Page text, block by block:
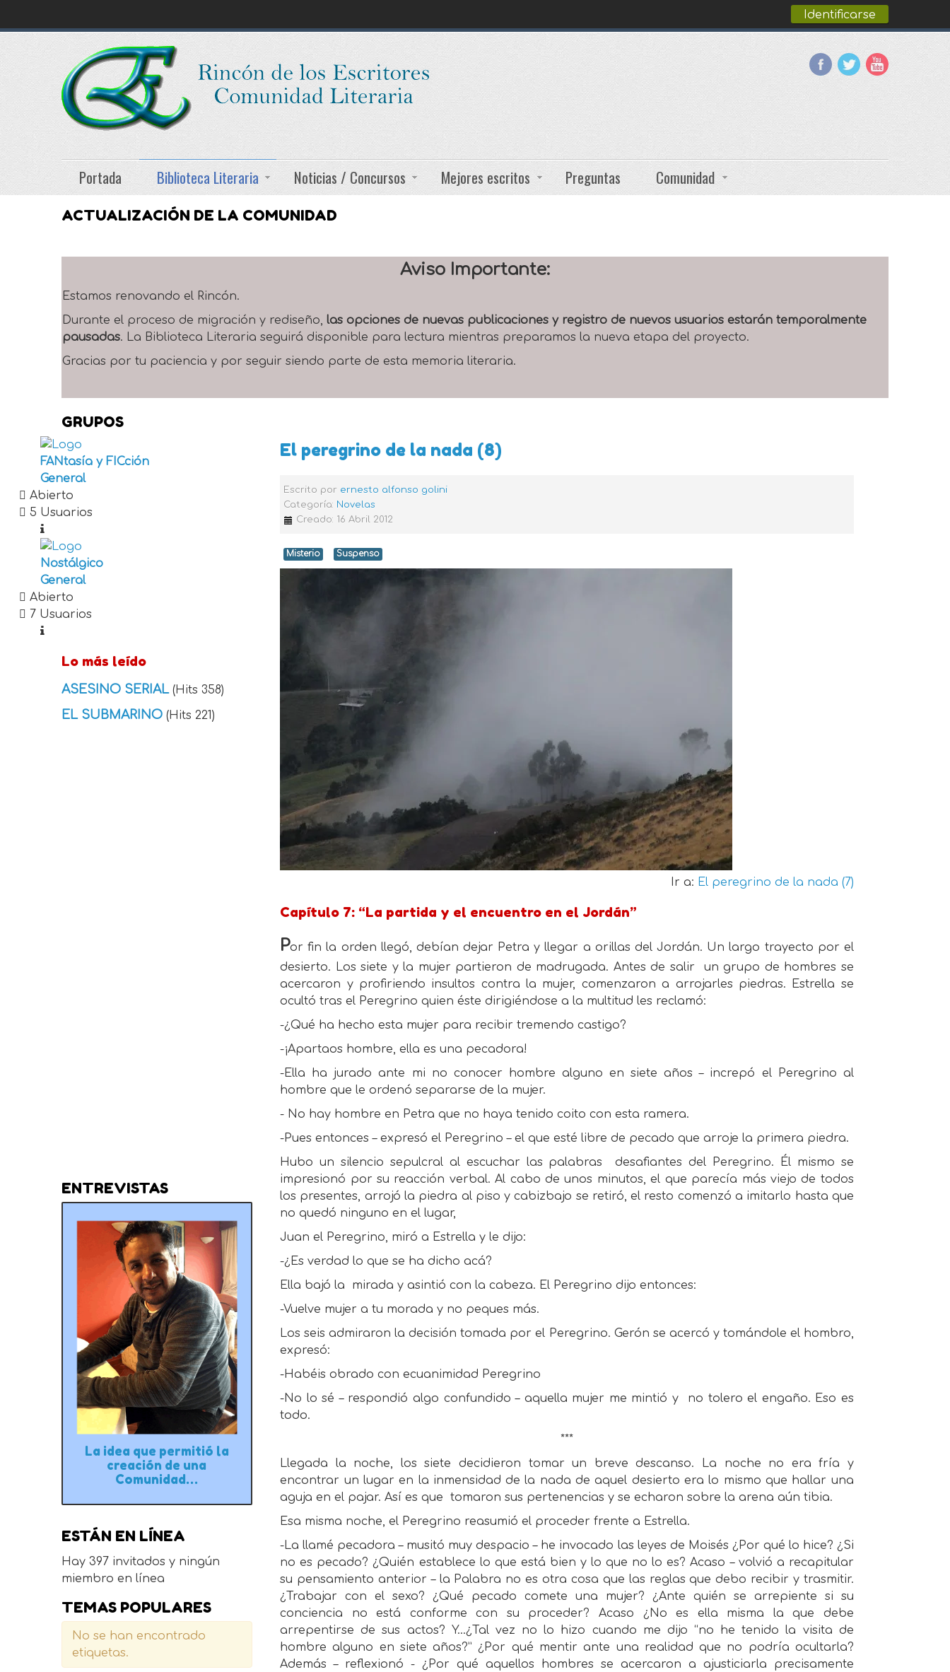
Identificarse
Portada Biblioteca Literaria Noticias / Concursos Mejores escritos Preguntas Comunidad
ACTUALIZACIÓN DE LA COMUNIDAD
Aviso Importante:
Estamos renovando el Rincón.
Durante el proceso de migración y rediseño, las opciones de nuevas publicaciones y registro de nuevos usuarios estarán temporalmente
pausadas. La Biblioteca Literaria seguirá disponible para lectura mientras preparamos la nueva etapa del proyecto.
Gracias por tu paciencia y por seguir siendo parte de esta memoria literaria.
El peregrino de la nada (8)
Escrito por ernesto alfonso golini
Categoría: Novelas
Creado: 16 Abril 2012
Misterio Suspenso
Ir a: El peregrino de la nada (7)
Capítulo 7: “La partida y el encuentro en el Jordán”
Por fin la orden llegó, debían dejar Petra y llegar a orillas del Jordán. Un largo trayecto por el
desierto. Los siete y la mujer partieron de madrugada. Antes de salir
un grupo de hombres se
acercaron y profiriendo insultos contra la mujer, comenzaron a arrojarles piedras. Estrella se
ocultó tras el Peregrino quien éste dirigiéndose a la multitud les reclamó:
-¿Qué ha hecho esta mujer para recibir tremendo castigo?
-¡Apartaos hombre, ella es una pecadora!
-Ella ha jurado ante mi no conocer hombre alguno en siete años – increpó el Peregrino al
hombre que le ordenó separarse de la mujer.
- No hay hombre en Petra que no haya tenido coito con esta ramera.
-Pues entonces – expresó el Peregrino – el que esté libre de pecado que arroje la primera piedra.
Hubo un silencio sepulcral al escuchar las palabras
desafiantes del Peregrino. Él mismo se
impresionó por su reacción verbal. Al cabo de unos minutos, el que parecía más viejo de todos
los presentes, arrojó la piedra al piso y cabizbajo se retiró, el resto comenzó a imitarlo hasta que
no quedó ninguno en el lugar,
Juan el Peregrino, miró a Estrella y le dijo:
-¿Es verdad lo que se ha dicho acá?
Ella bajó la
mirada y asintió con la cabeza. El Peregrino dijo entonces:
-Vuelve mujer a tu morada y no peques más.
Los seis admiraron la decisión tomada por el Peregrino. Gerón se acercó y tomándole el hombro,
expresó:
-Habéis obrado con ecuanimidad Peregrino
-No lo sé – respondió algo confundido – aquella mujer me mintió y
no tolero el engaño. Eso es
todo.
***
Llegada la noche, los siete decidieron tomar un breve descanso. La noche no era fría y
encontrar un lugar en la inmensidad de la nada de aquel desierto era lo mismo que hallar una
aguja en el pajar. Así es que
tomaron sus pertenencias y se echaron sobre la arena aún tibia.
Esa misma noche, el Peregrino reasumió el proceder frente a Estrella.
-La llamé pecadora – musitó muy despacio – he invocado las leyes de Moisés ¿Por qué lo hice? ¿Si
no es pecado? ¿Quién establece lo que está bien y lo que no lo es? Acaso – volvió a recapitular
su pensamiento anterior – la Palabra no es otra cosa que las reglas que debo recibir y trasmitir.
¿Trabajar con el sexo? ¿Qué pecado comete una mujer? ¿Ante quién se arrepiente si su
conciencia no está conforme con su proceder? Acaso ¿No es ella misma la que debe
arrepentirse de sus actos? Y…¿Tal vez no lo hizo cuando me dijo “no he tenido la visita de
hombre alguno en siete años?” ¿Por qué mentir ante una realidad que no podría ocultarla?
Además – reflexionó - ¿Por qué aquellos hombres se acercaron a ajusticiarla precisamente
GRUPOS
FANtasía y FICción
General
Abierto
5 Usuarios
Nostálgico
General
Abierto
7 Usuarios
Lo más leído
ASESINO SERIAL (Hits 358)
EL SUBMARINO (Hits 221)
ENTREVISTAS
La idea que permitió la
creación de una
Comunidad…
ESTÁN EN LÍNEA
Hay 397 invitados y ningún
miembro en línea
TEMAS POPULARES
No se han encontrado
etiquetas.